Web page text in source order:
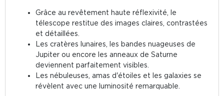
Grâce au revêtement haute réflexivité, le
télescope restitue des images claires, contrastées
et détaillées.
Les cratères lunaires, les bandes nuageuses de
Jupiter ou encore les anneaux de Saturne
deviennent parfaitement visibles.
Les nébuleuses, amas d'étoiles et les galaxies se
révèlent avec une luminosité remarquable.